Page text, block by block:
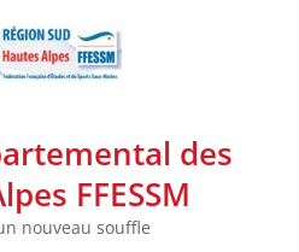
des
FFESSM
nouveau souffle